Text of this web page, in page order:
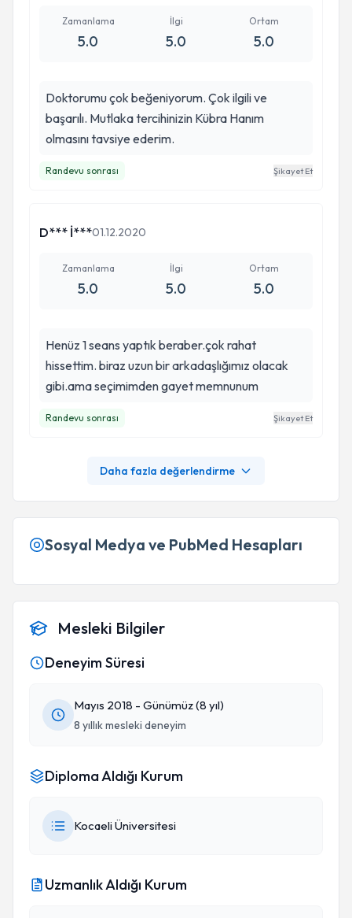
Zamanlama
5.0
İlgi
5.0
Ortam
5.0
Doktorumu çok beğeniyorum. Çok ilgili ve
başarılı. Mutlaka tercihinizin Kübra Hanım
olmasını tavsiye ederim.
Randevu sonrası Şikayet Et
D*** İ***01.12.2020
Zamanlama
5.0
İlgi
5.0
Ortam
5.0
Henüz 1 seans yaptık beraber.çok rahat
hissettim. biraz uzun bir arkadaşlığımız olacak
gibi.ama seçimimden gayet memnunum
Randevu sonrası Şikayet Et
Daha fazla değerlendirme
Sosyal Medya ve PubMed Hesapları
Mesleki Bilgiler
Deneyim Süresi
Mayıs 2018 - Günümüz (8 yıl)
8 yıllık mesleki deneyim
Diploma Aldığı Kurum
Kocaeli Üniversitesi
Uzmanlık Aldığı Kurum